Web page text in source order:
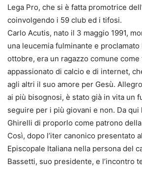
Lega Pro, che si è fatta promotrice
coinvolgendo i 59 club ed i tifosi.
Carlo Acutis, nato il 3 maggio 1991,
una leucemia fulminante e
ottobre, era un ragazzo comune come
appassionato di calcio e di internet,
agli altri il suo amore per Gesù.
ai più bisognosi, è stato già in vita un
seguire per i più giovani e non. Da qui
Ghirelli di proporlo come patrono
Così, dopo l’iter canonico presentato
Episcopale Italiana nella persona del
Bassetti, suo presidente, e l’incontro